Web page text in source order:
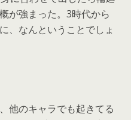
が強まった。3時代から
、なんということでしょ
他のキャラでも起きてる